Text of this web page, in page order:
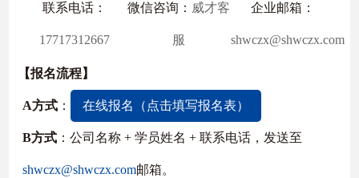
联系电话：
17717312667
微信咨询： 威才客
服
企业邮箱：
shwczx@shwczx.com
【报名流程】
A方式 ： 在线报名（点击填写报名表）
B方式 ：公司名称 + 学员姓名 + 联系电话，发送至
shwczx@shwczx.com邮箱。